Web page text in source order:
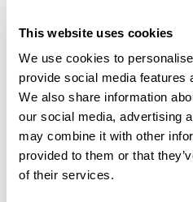
This website uses cookies
We use cookies to
provide social media features
We also share information
our social media, advertising
may combine it with other
provided to them or that
of their services.
Et multifunksjonelt unikt produkt!
Beskytter sensitiv, irritert og
skadelige effektene fra frie
Har en umiddelbar kjølende
rosacea: bruk Antioxidant Gel
natten i 3-4 uker. Er i tillegg
eksem/soleksem, solbrenthet,
irritasjoner, eller sensitivitet i
barrieresystemet!
Environ anbefaler at man,